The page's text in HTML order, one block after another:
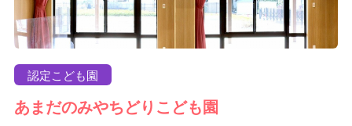
認定こども園
あまだのみやちどりこども園